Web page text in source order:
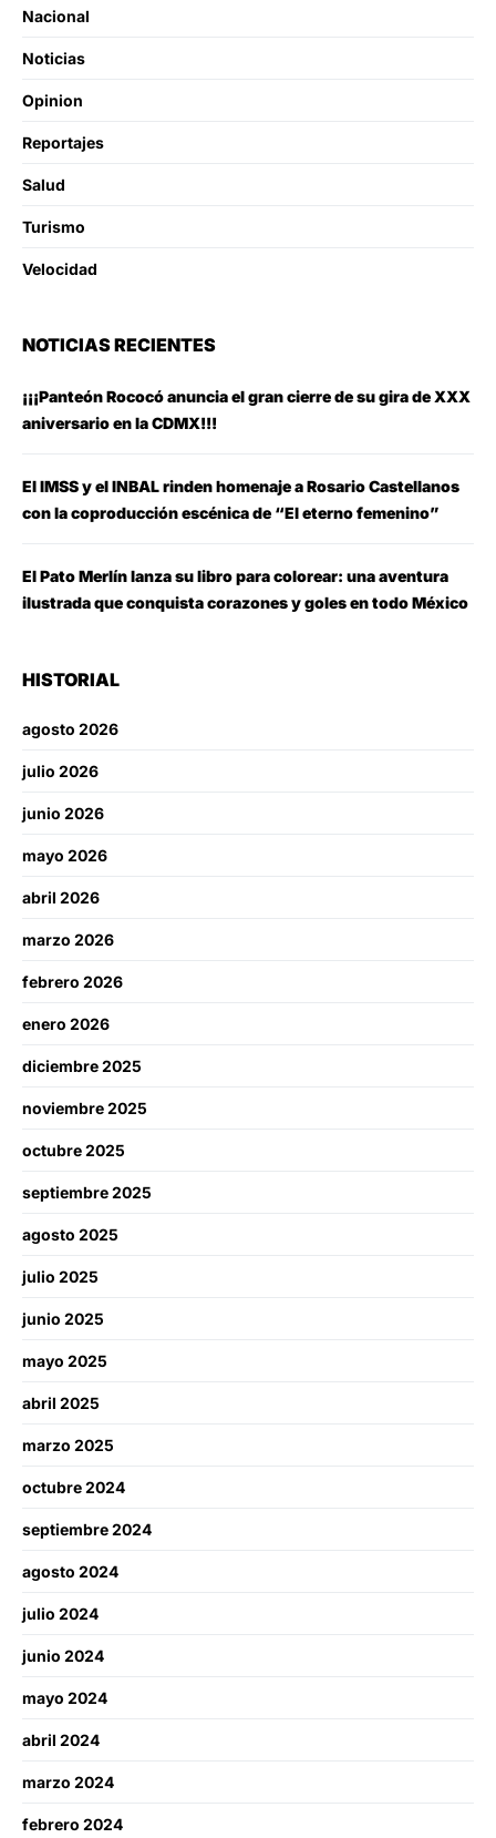
Nacional
Noticias
Opinion
Reportajes
Salud
Turismo
Velocidad
NOTICIAS RECIENTES
¡¡¡Panteón Rococó anuncia el gran cierre de su gira de XXX
aniversario en la CDMX!!!
El IMSS y el INBAL rinden homenaje a Rosario Castellanos
con la coproducción escénica de “El eterno femenino”
El Pato Merlín lanza su libro para colorear: una aventura
ilustrada que conquista corazones y goles en todo México
HISTORIAL
agosto 2026
julio 2026
junio 2026
mayo 2026
abril 2026
marzo 2026
febrero 2026
enero 2026
diciembre 2025
noviembre 2025
octubre 2025
septiembre 2025
agosto 2025
julio 2025
junio 2025
mayo 2025
abril 2025
marzo 2025
octubre 2024
septiembre 2024
agosto 2024
julio 2024
junio 2024
mayo 2024
abril 2024
marzo 2024
febrero 2024